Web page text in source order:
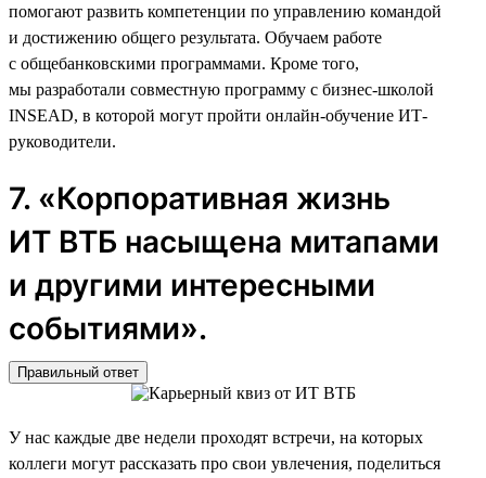
помогают развить компетенции по управлению командой
и достижению общего результата. Обучаем работе
с общебанковскими программами. Кроме того,
мы разработали совместную программу с бизнес-школой
INSEAD, в которой могут пройти онлайн-обучение ИТ-
руководители.
7. «Корпоративная жизнь
ИТ ВТБ насыщена митапами
и другими интересными
событиями».
Правильный ответ
У нас каждые две недели проходят встречи, на которых
коллеги могут рассказать про свои увлечения, поделиться